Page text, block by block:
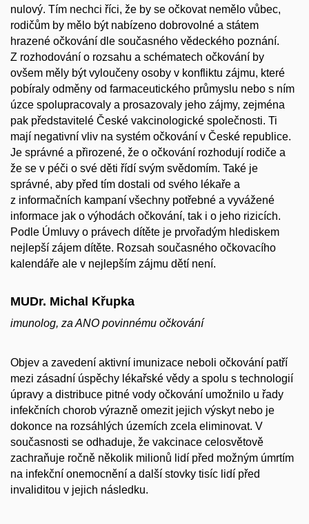
nulový. Tím nechci říci, že by se očkovat nemělo vůbec,
rodičům by mělo být nabízeno dobrovolné a státem
hrazené očkování dle současného vědeckého poznání.
Z rozhodování o rozsahu a schématech očkování by
ovšem měly být vyloučeny osoby v konfliktu zájmu, které
pobíraly odměny od farmaceutického průmyslu nebo s ním
úzce spolupracovaly a prosazovaly jeho zájmy, zejména
pak představitelé České vakcinologické společnosti. Ti
mají negativní vliv na systém očkování v České republice.
Je správné a přirozené, že o očkování rozhodují rodiče a
že se v péči o své děti řídí svým svědomím. Také je
správné, aby před tím dostali od svého lékaře a
z informačních kampaní všechny potřebné a vyvážené
informace jak o výhodách očkování, tak i o jeho rizicích.
Podle Úmluvy o právech dítěte je prvořadým hlediskem
nejlepší zájem dítěte. Rozsah současného očkovacího
kalendáře ale v nejlepším zájmu dětí není.
MUDr. Michal Křupka
imunolog, za ANO povinnému očkování
Objev a zavedení aktivní imunizace neboli očkování patří
mezi zásadní úspěchy lékařské vědy a spolu s technologií
úpravy a distribuce pitné vody očkování umožnilo u řady
infekčních chorob výrazně omezit jejich výskyt nebo je
dokonce na rozsáhlých územích zcela eliminovat. V
současnosti se odhaduje, že vakcinace celosvětově
zachraňuje ročně několik milionů lidí před možným úmrtím
na infekční onemocnění a další stovky tisíc lidí před
invaliditou v jejich následku.